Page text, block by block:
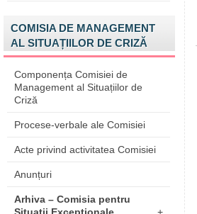
COMISIA DE MANAGEMENT
AL SITUAȚIILOR DE CRIZĂ
Componența Comisiei de
Management al Situațiilor de
Criză
Procese-verbale ale Comisiei
Acte privind activitatea Comisiei
Anunțuri
Arhiva – Comisia pentru